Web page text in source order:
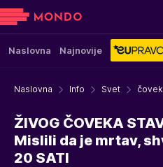
Naslovna Najnovije
Naslovna Info Svet
ŽIVOG ČOVEKA
Mislili da je mrtav,
20 SATI